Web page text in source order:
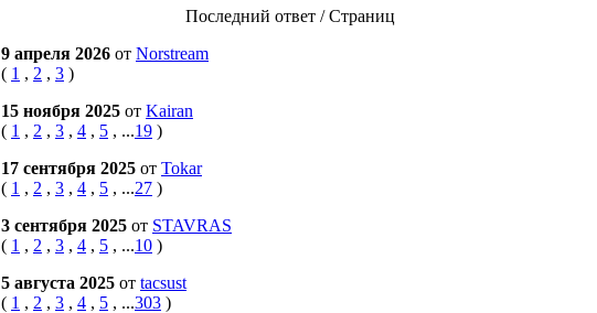
Последний ответ / Страниц
9 апреля 2026 от Norstream
( 1 , 2 , 3 )
15 ноября 2025 от Kairan
( 1 , 2 , 3 , 4 , 5 , ...19 )
17 сентября 2025 от Tokar
( 1 , 2 , 3 , 4 , 5 , ...27 )
3 сентября 2025 от STAVRAS
( 1 , 2 , 3 , 4 , 5 , ...10 )
5 августа 2025 от tacsust
( 1 , 2 , 3 , 4 , 5 , ...303 )